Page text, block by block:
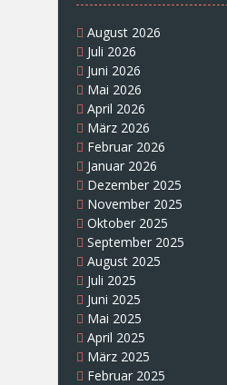
August 2026
Juli 2026
Juni 2026
Mai 2026
April 2026
März 2026
Februar 2026
Januar 2026
Dezember 2025
November 2025
Oktober 2025
September 2025
August 2025
Juli 2025
Juni 2025
Mai 2025
April 2025
März 2025
Februar 2025